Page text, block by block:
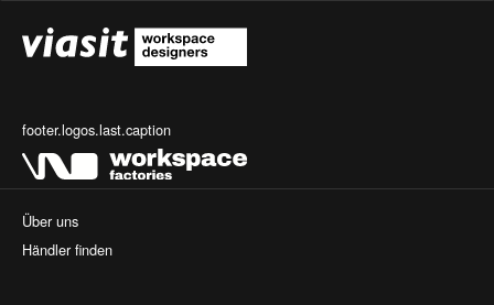
footer.logos.last.caption
Über uns
Händler finden